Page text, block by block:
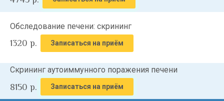
Обследование печени: скрининг
1320 р. Записаться на приём
Скрининг аутоиммунного поражения печени
8150 р. Записаться на приём